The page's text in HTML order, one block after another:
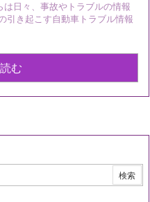
日々、事故やトラブルの情報
引き起こす自動車トラブル情報
む